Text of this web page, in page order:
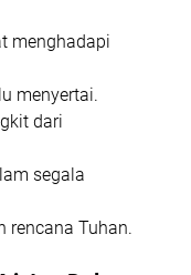
menghadapi
menyertai.
dari
segala
rencana Tuhan.